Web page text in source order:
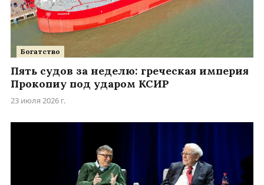
Богатство
Пять судов за неделю: греческая империя
Прокопиу под ударом КСИР
23 июля 2026 г.